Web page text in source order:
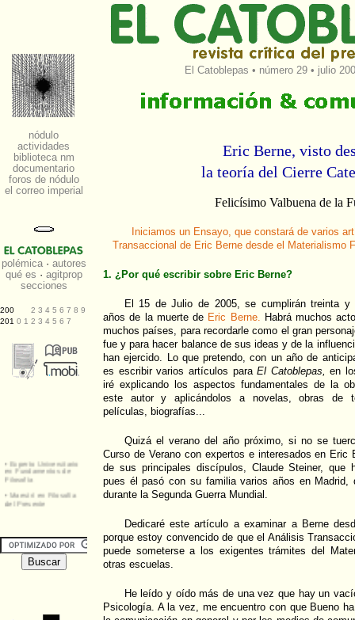
El Catoblepas • número 29 • julio
Eric Berne, visto
la teoría del Cierre
Felicísimo Valbuena de la
Iniciamos un Ensayo, que constará de varios
Transaccional de Eric Berne desde el Materialismo
1. ¿Por qué escribir sobre Eric Berne?
El 15 de Julio de 2005, se cumplirán treinta y
años de la muerte de Eric Berne. Habrá muchos
muchos países, para recordarle como el gran
fue y para hacer balance de sus ideas y de la
han ejercido. Lo que pretendo, con un año de
es escribir varios artículos paraEl Catoblepas, en
iré explicando los aspectos fundamentales de la
este autor y aplicándolos a novelas, obras de
películas, biografías...
Quizá el verano del año próximo, si no se
Curso de Verano con expertos e interesados en Eric
de sus principales discípulos, Claude Steiner, que
pues él pasó con su familia varios años en Madrid,
durante la Segunda Guerra Mundial.
Dedicaré este artículo a examinar a Berne
porque estoy convencido de que el Análisis
puede someterse a los exigentes trámites del
otras escuelas.
He leído y oído más de una vez que hay un
Psicología. A la vez, me encuentro con que Bueno